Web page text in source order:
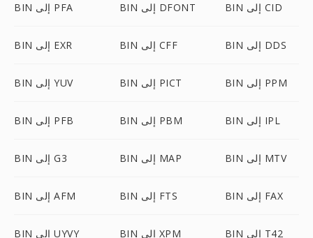
BIN إلى PFA BIN إلى DFONT BIN إلى CID
BIN إلى EXR BIN إلى CFF BIN إلى DDS
BIN إلى YUV BIN إلى PICT BIN إلى PPM
BIN إلى PFB BIN إلى PBM BIN إلى IPL
BIN إلى G3 BIN إلى MAP BIN إلى MTV
BIN إلى AFM BIN إلى FTS BIN إلى FAX
BIN إلى UYVY BIN إلى XPM BIN إلى T42